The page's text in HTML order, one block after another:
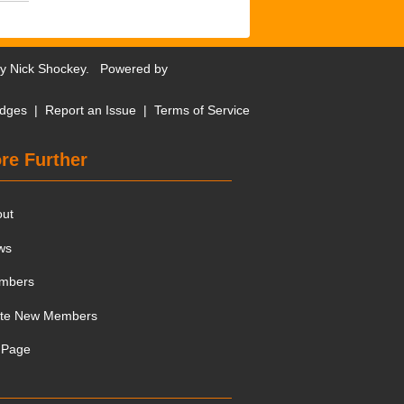
Nick Shockey. Powered by
| Report an Issue | Terms of Service
Further
New Members